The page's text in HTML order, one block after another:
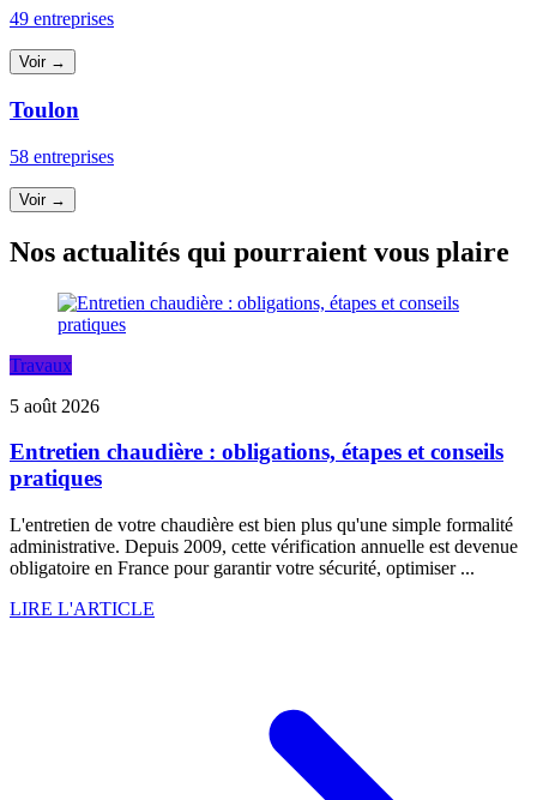
49 entreprises
Voir →
Toulon
58 entreprises
Voir →
Nos actualités qui pourraient vous plaire
Travaux
5 août 2026
Entretien chaudière : obligations, étapes et conseils
pratiques
L'entretien de votre chaudière est bien plus qu'une simple formalité
administrative. Depuis 2009, cette vérification annuelle est devenue
obligatoire en France pour garantir votre sécurité, optimiser ...
LIRE L'ARTICLE